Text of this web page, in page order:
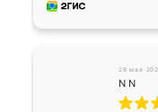
28 мая
N N